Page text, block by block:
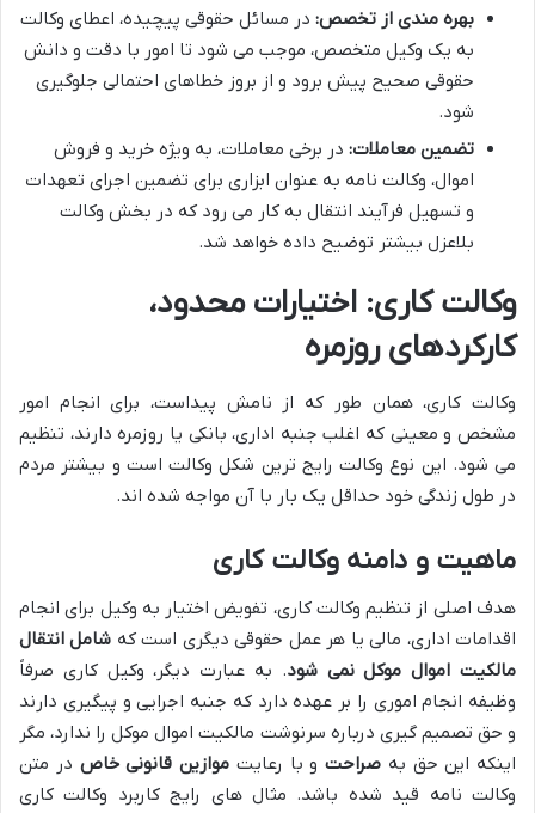
بهره مندی از تخصص: در مسائل حقوقی پیچیده، اعطای وکالت
به یک وکیل متخصص، موجب می شود تا امور با دقت و دانش
حقوقی صحیح پیش برود و از بروز خطاهای احتمالی جلوگیری
شود.
تضمین معاملات: در برخی معاملات، به ویژه خرید و فروش
اموال، وکالت نامه به عنوان ابزاری برای تضمین اجرای تعهدات
و تسهیل فرآیند انتقال به کار می رود که در بخش وکالت
بلاعزل بیشتر توضیح داده خواهد شد.
وکالت کاری: اختیارات محدود،
کارکردهای روزمره
وکالت کاری، همان طور که از نامش پیداست، برای انجام امور
مشخص و معینی که اغلب جنبه اداری، بانکی یا روزمره دارند، تنظیم
می شود. این نوع وکالت رایج ترین شکل وکالت است و بیشتر مردم
در طول زندگی خود حداقل یک بار با آن مواجه شده اند.
ماهیت و دامنه وکالت کاری
هدف اصلی از تنظیم وکالت کاری، تفویض اختیار به وکیل برای انجام
اقدامات اداری، مالی یا هر عمل حقوقی دیگری است که شامل انتقال
مالکیت اموال موکل نمی شود. به عبارت دیگر، وکیل کاری صرفاً
وظیفه انجام اموری را بر عهده دارد که جنبه اجرایی و پیگیری دارند
و حق تصمیم گیری درباره سرنوشت مالکیت اموال موکل را ندارد، مگر
اینکه این حق به صراحت و با رعایت موازین قانونی خاص در متن
وکالت نامه قید شده باشد. مثال های رایج کاربرد وکالت کاری